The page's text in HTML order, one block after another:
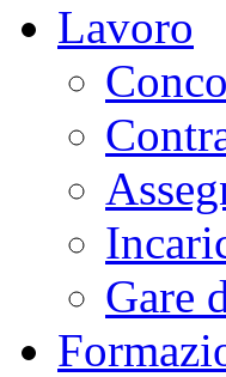
Lavoro
Gare